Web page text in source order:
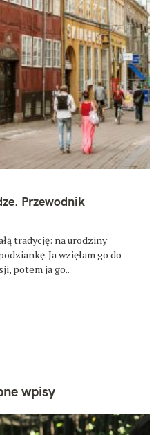
Przewodnik
tradycję: na urodziny
Ja wzięłam go do
potem ja go..
wpisy